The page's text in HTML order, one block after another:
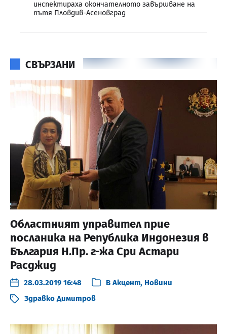
инспектираха окончателното завършване на
пътя Пловдив-Асеновград
СВЪРЗАНИ
Областният управител прие
посланика на Република Индонезия в
България Н.Пр. г-жа Сри Астари
Расджид
28.03.2019 16:48 В Акцент, Новини
Здравко Димитров